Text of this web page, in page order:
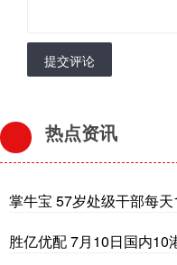
提交评论
热点资讯
掌牛宝 57岁处级干部每
胜亿优配 7月10日国内10